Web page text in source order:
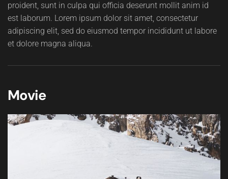
proident, sunt in culpa qui officia deserunt mollit anim id
est laborum. Lorem ipsum dolor sit amet, consectetur
adipiscing elit, sed do eiusmod tempor incididunt ut labore
et dolore magna aliqua.
Movie